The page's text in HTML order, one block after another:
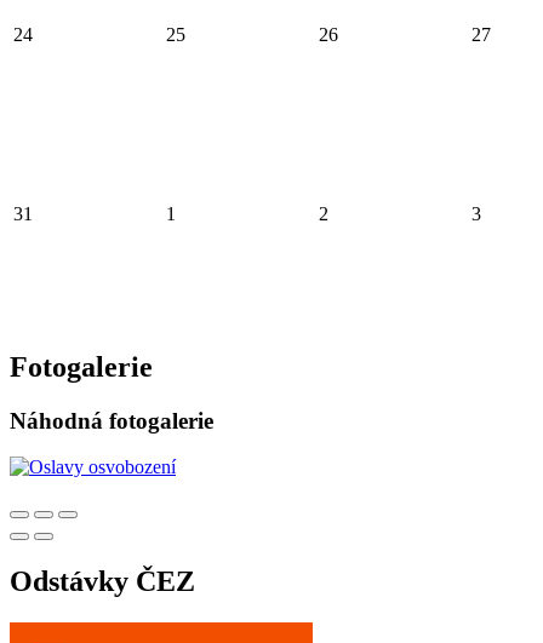
24 25 26 27
31 1 2 3
Fotogalerie
Náhodná fotogalerie
Odstávky ČEZ